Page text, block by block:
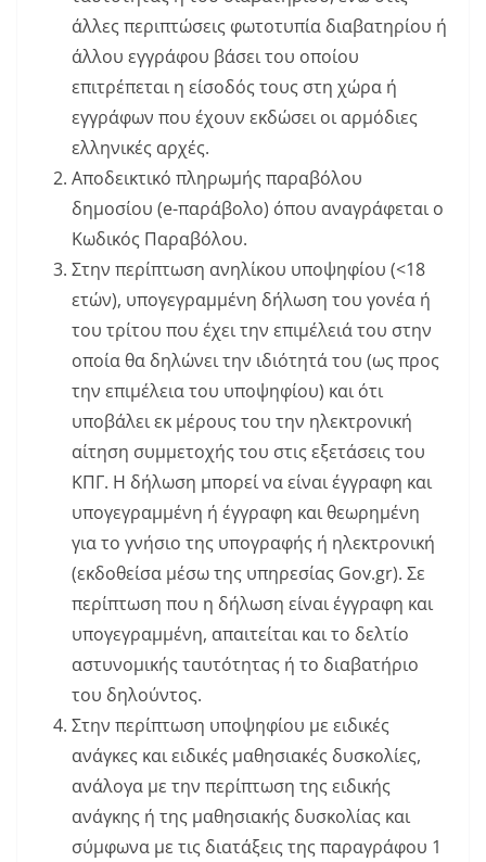
άλλες περιπτώσεις φωτοτυπία διαβατηρίου ή
άλλου εγγράφου βάσει του οποίου
επιτρέπεται η είσοδός τους στη χώρα ή
εγγράφων που έχουν εκδώσει οι αρμόδιες
ελληνικές αρχές.
Αποδεικτικό πληρωμής παραβόλου
δημοσίου (e-παράβολο) όπου αναγράφεται ο
Κωδικός Παραβόλου.
Στην περίπτωση ανηλίκου υποψηφίου (<18
ετών), υπογεγραμμένη δήλωση του γονέα ή
του τρίτου που έχει την επιμέλειά του στην
οποία θα δηλώνει την ιδιότητά του (ως προς
την επιμέλεια του υποψηφίου) και ότι
υποβάλει εκ μέρους του την ηλεκτρονική
αίτηση συμμετοχής του στις εξετάσεις του
ΚΠΓ. Η δήλωση μπορεί να είναι έγγραφη και
υπογεγραμμένη ή έγγραφη και θεωρημένη
για το γνήσιο της υπογραφής ή ηλεκτρονική
(εκδοθείσα μέσω της υπηρεσίας Gov.gr). Σε
περίπτωση που η δήλωση είναι έγγραφη και
υπογεγραμμένη, απαιτείται και το δελτίο
αστυνομικής ταυτότητας ή το διαβατήριο
του δηλούντος.
Στην περίπτωση υποψηφίου με ειδικές
ανάγκες και ειδικές μαθησιακές δυσκολίες,
ανάλογα με την περίπτωση της ειδικής
ανάγκης ή της μαθησιακής δυσκολίας και
σύμφωνα με τις διατάξεις της παραγράφου 1